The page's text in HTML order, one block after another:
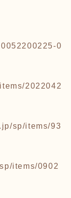
0
2022042
sp/items/93
items/0902